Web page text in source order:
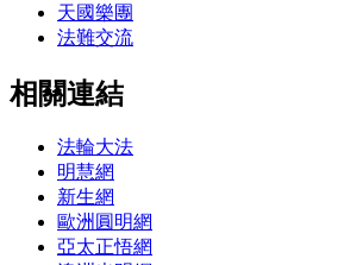
天國樂團
法難交流
相關連結
法輪大法
明慧網
新生網
歐洲圓明網
亞太正悟網